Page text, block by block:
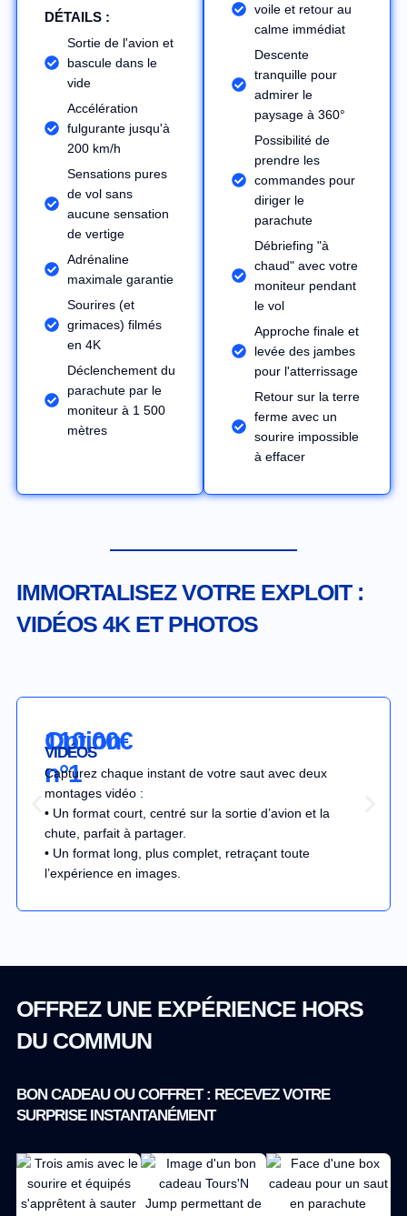
DÉTAILS :
Sortie de l'avion et
bascule dans le
vide
Accélération
fulgurante jusqu'à
200 km/h
Sensations pures
de vol sans
aucune sensation
de vertige
Adrénaline
maximale garantie
Sourires (et
grimaces) filmés
en 4K
Déclenchement du
parachute par le
moniteur à 1 500
mètres
voile et retour au
calme immédiat
Descente
tranquille pour
admirer le
paysage à 360°
Possibilité de
prendre les
commandes pour
diriger le
parachute
Débriefing "à
chaud" avec votre
moniteur pendant
le vol
Approche finale et
levée des jambes
pour l'atterrissage
Retour sur la terre
ferme avec un
sourire impossible
à effacer
IMMORTALISEZ VOTRE EXPLOIT :
VIDÉOS 4K ET PHOTOS
Option
n°1
110,00€
VIDÉOS
Capturez chaque instant de votre saut avec deux
montages vidéo :
• Un format court, centré sur la sortie d’avion et la
chute, parfait à partager.
• Un format long, plus complet, retraçant toute
l’expérience en images.
OFFREZ UNE EXPÉRIENCE HORS
DU COMMUN
BON CADEAU OU COFFRET : RECEVEZ VOTRE
SURPRISE INSTANTANÉMENT